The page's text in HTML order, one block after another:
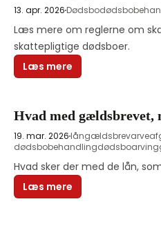
13. apr. 2026 Dødsbo
Læs mere om reglerne om
skattepligtige dødsboer.
Læs mere
Hvad med gældsbrevet,
19. mar. 2026 långældsbrev
dødsbobehandlingdødsboarving
Hvad sker der med de lån,
Læs mere